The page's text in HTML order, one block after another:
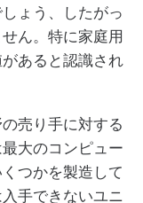
ょう、したがっ
ん。特に家庭用
あると認識され
売り手に対する
大のコンピュー
つかを製造して
手できないユニ